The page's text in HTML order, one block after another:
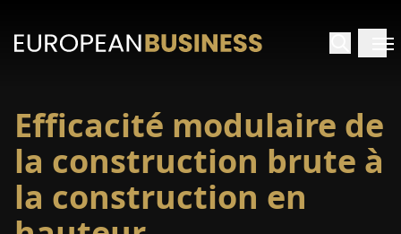
Efficacité modulaire de
la construction brute à
la construction en